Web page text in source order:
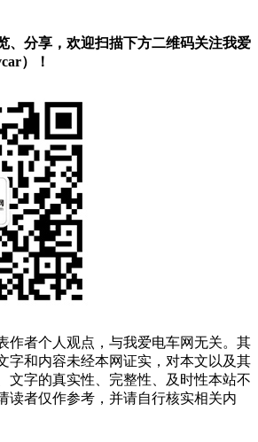
、分享，欢迎扫描下方二维码关注我爱
）！
作者个人观点，与我爱电车网无关。其
字和内容未经本网证实，对本文以及其
文字的真实性、完整性、及时性本站不
读者仅作参考，并请自行核实相关内